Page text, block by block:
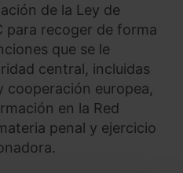
de la Ley de
para recoger de forma
que se le
central, incluidas
cooperación europea,
en la Red
penal y ejercicio